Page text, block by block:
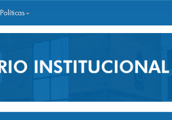
Políticas